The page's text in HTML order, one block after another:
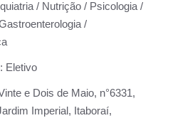
/ Nutrição / Psicologia /
/
Eletivo
e Dois de Maio, n°6331,
Imperial, Itaboraí,